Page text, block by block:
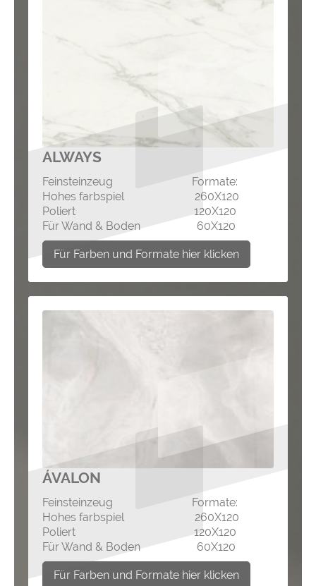
ALWAYS
Feinsteinzeug Formate:
Hohes farbspiel 260X120
Poliert 120X120
Für Wand & Boden 60X120
Für Farben und Formate hier klicken
ÁVALON
Feinsteinzeug Formate:
Hohes farbspiel 260X120
Poliert 120X120
Für Wand & Boden 60X120
Für Farben und Formate hier klicken